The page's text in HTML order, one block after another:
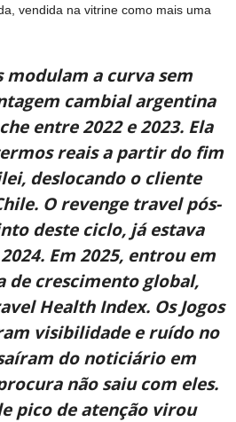
vendida na vitrine como mais uma
modulam a curva sem
cambial argentina
entre 2022 e 2023. Ela
reais a partir do fim
deslocando o cliente
O revenge travel pós-
deste ciclo, já estava
Em 2025, entrou em
de crescimento global,
Health Index. Os Jogos
visibilidade e ruído no
do noticiário em
não saiu com eles.
pico de atenção virou